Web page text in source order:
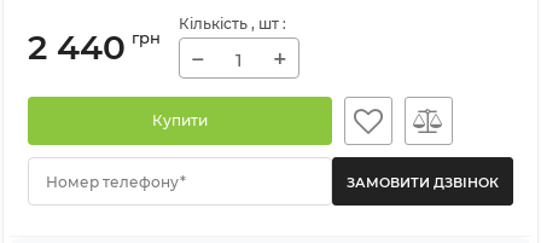
2 440 грн
Кількість , шт :
− +
Купити
Номер телефону*